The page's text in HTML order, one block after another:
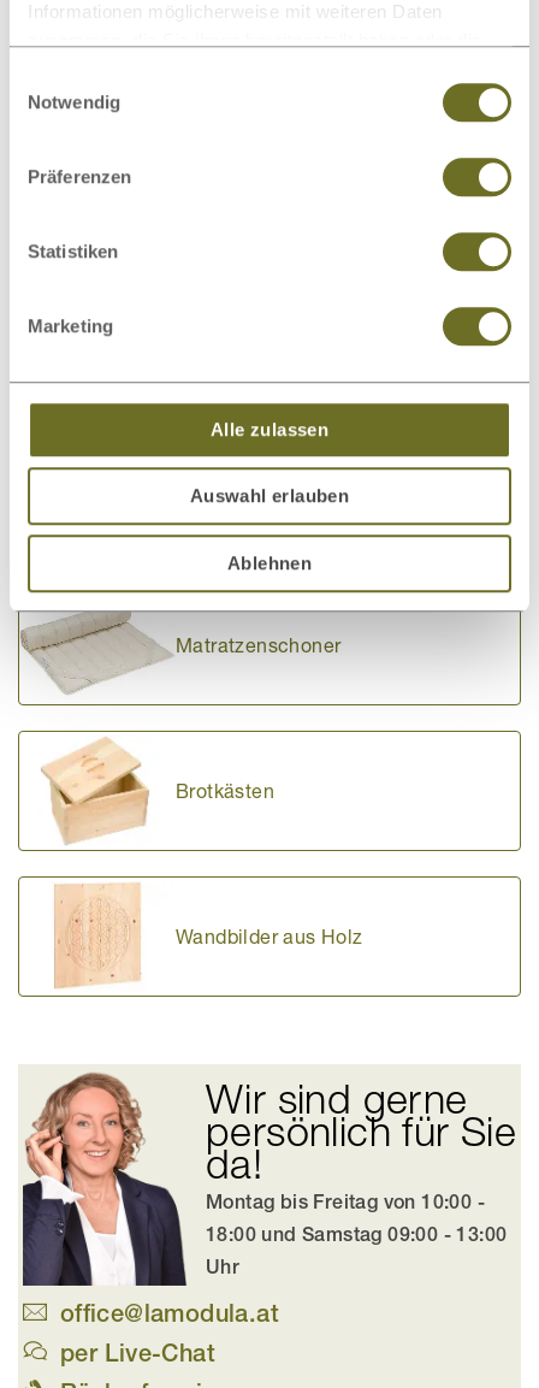
Informationen möglicherweise mit weiteren Daten
haben.
Notwendig
Präferenzen
Statistiken
Marketing
Alle zulassen
Auswahl erlauben
Ablehnen
Bettdecken
Matratzenschoner
Brotkästen
Wandbilder aus Holz
Wir sind gerne
persönlich für Sie
da!
Montag bis Freitag von 10:00 -
18:00 und Samstag 09:00 - 13:00
Uhr
office@lamodula.at
per Live-Chat